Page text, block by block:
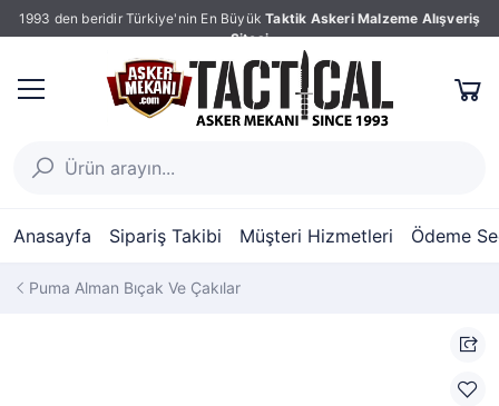
1993 den beridir Türkiye'nin En Büyük Taktik Askeri Malzeme Alışveriş
Sitesi
Anasayfa Sipariş Takibi Müşteri Hizmetleri Ödeme
Puma Alman Bıçak Ve Çakılar